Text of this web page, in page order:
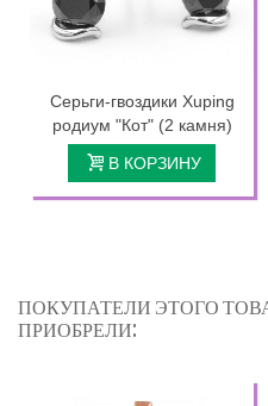
Серьги-гвоздики Xuping
родиум "Кот" (2 камня)
В КОРЗИНУ
ПОКУПАТЕЛИ ЭТОГО
ПРИОБРЕЛИ: